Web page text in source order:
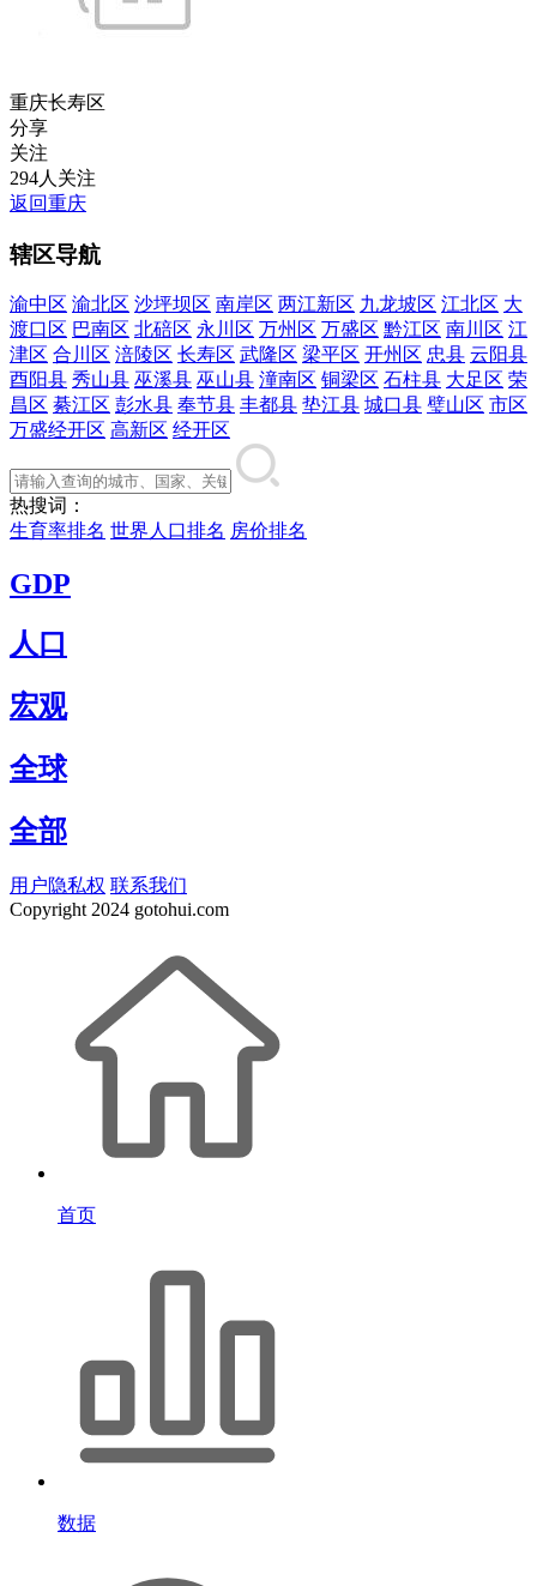
重庆长寿区
分享
关注
294人关注
返回重庆
辖区导航
渝中区 渝北区 沙坪坝区 南岸区 两江新区 九龙坡区 江北区 大
渡口区 巴南区 北碚区 永川区 万州区 万盛区 黔江区 南川区 江
津区 合川区 涪陵区 长寿区 武隆区 梁平区 开州区 忠县 云阳县
酉阳县 秀山县 巫溪县 巫山县 潼南区 铜梁区 石柱县 大足区 荣
昌区 綦江区 彭水县 奉节县 丰都县 垫江县 城口县 璧山区 市区
万盛经开区 高新区 经开区
热搜词：
生育率排名 世界人口排名 房价排名
GDP
人口
宏观
全球
全部
用户隐私权 联系我们
Copyright 2024 gotohui.com
首页
数据